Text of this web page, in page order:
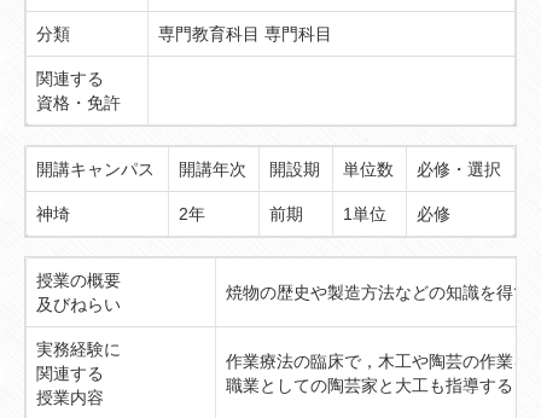
分類 専門教育科目 専門科目
関連する
資格・免許
開講キャンパス 開講年次 開設期 単位数 必修・選択
神埼 2年 前期 1単位 必修
授業の概要
及びねらい
焼物の歴史や製造方法などの知識を得て
実務経験に
関連する
授業内容
作業療法の臨床で，木工や陶芸の作業を
職業としての陶芸家と大工も指導する